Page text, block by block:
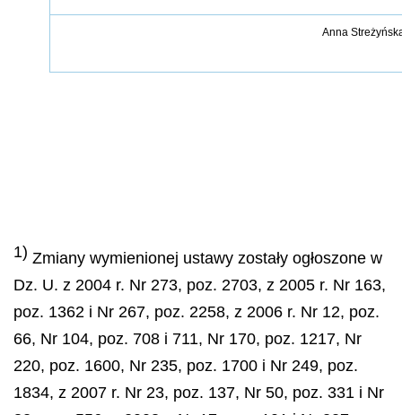
Anna Streżyń
1) Zmiany wymienionej ustawy zostały ogłoszone w
Dz. U. z 2004 r. Nr 273, poz. 2703, z 2005 r. Nr 163,
poz. 1362 i Nr 267, poz. 2258, z 2006 r. Nr 12, poz.
66, Nr 104, poz. 708 i 711, Nr 170, poz. 1217, Nr
220, poz. 1600, Nr 235, poz. 1700 i Nr 249, poz.
1834, z 2007 r. Nr 23, poz. 137, Nr 50, poz. 331 i Nr